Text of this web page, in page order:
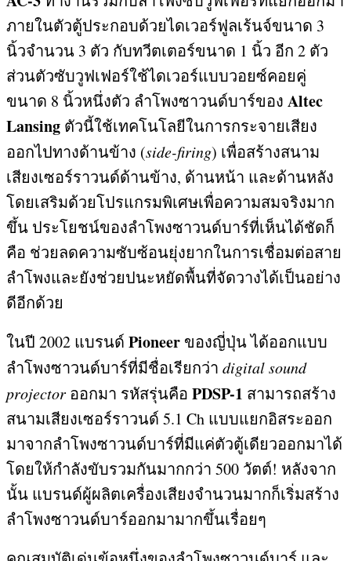
ภายในตัวตู้ประกอบด้วยไดเวอร์ฟูลเร้นจ์ขนาด 3
นิ้วจำนวน 3 ตัว กับทวีตเตอร์ขนาด 1 นิ้ว อีก 2 ตัว
ส่วนตัวซับวูฟเฟอร์ใช้ไดเวอร์แบบวอยซ์คอยคู่
ขนาด 8 นิ้วหนึ่งตัว ลำโพงซาวนด์บาร์ของ Altec
Lansing ตัวนี้ใช้เทคโนโลยีในการกระจายเสียง
ออกไปทางด้านข้าง (side-firing) เพื่อสร้างสนาม
เสียงเซอร์ราวนด์ด้านข้าง, ด้านหน้า และด้านหลัง
โดยเสริมด้วยโปรแกรมพิเศษเพื่อความสมจริงมาก
ขึ้น ประโยชน์ของลำโพงซาวนด์บาร์ที่เห็นได้ชัดก็
คือ ช่วยลดความซับซ้อนยุ่งยากในการเชื่อมต่อสาย
ลำโพงและยังช่วยปนะหยัดพื้นที่จัดวางได้เป็นอย่าง
ดีอีกด้วย
ในปี 2002 แบรนด์ Pioneer ของญี่ปุ่น ได้ออกแบบ
ลำโพงซาวนด์บาร์ที่มีชื่อเรียกว่า digital sound
projector ออกมา รหัสรุ่นคือ PDSP-1 สามารถสร้าง
สนามเสียงเซอร์ราวนด์ 5.1 Ch แบบแยกอิสระออก
มาจากลำโพงซาวนด์บาร์ที่มีแค่ตัวตู้เดียวออกมาได้
โดยให้กำลังขับรวมกันมากกว่า 500 วัตต์! หลังจาก
นั้น แบรนด์ผู้ผลิตเครื่องเสียงจำนวนมากก็เริ่มสร้าง
ลำโพงซาวนด์บาร์ออกมามากขึ้นเรื่อยๆ